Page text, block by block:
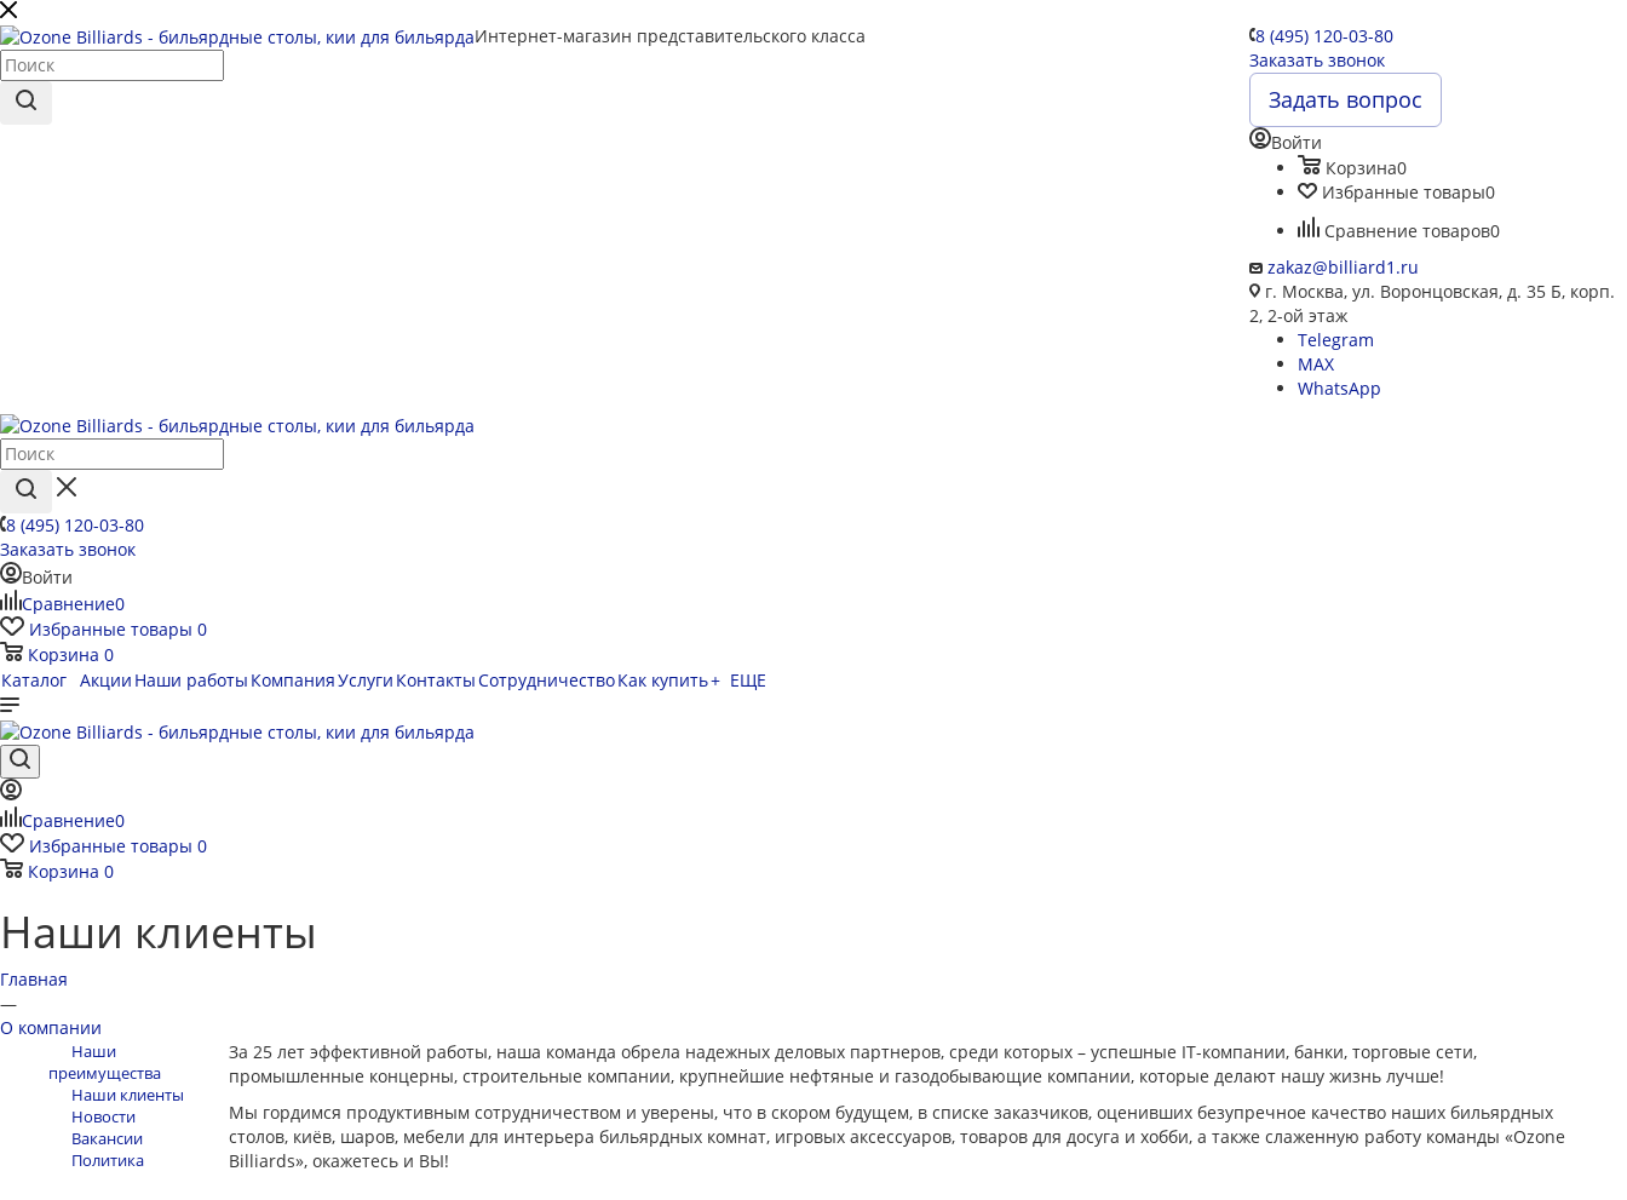
Интернет-магазин представительского класса
8 (495) 120-03-80
Заказать звонок
Задать вопрос
Войти
Корзина0
Избранные товары0
Сравнение товаров0
zakaz@billiard1.ru
г. Москва, ул. Воронцовская, д. 35 Б, корп.
2, 2-ой этаж
Telegram
MAX
WhatsApp
8 (495) 120-03-80
Заказать звонок
Войти
Сравнение0
Избранные товары 0
Корзина 0
Каталог Акции Наши работы КомпанияУслуги КонтактыСотрудничествоКак купить+ ЕЩЕ
Сравнение0
Избранные товары 0
Корзина 0
Наши клиенты
Главная
—
О компании
За 25 лет эффективной работы, наша команда обрела надежных деловых партнеров, среди которых – успешные IT-компании, банки, торговые сети,
промышленные концерны, строительные компании, крупнейшие нефтяные и газодобывающие компании, которые делают нашу жизнь лучше!
Мы гордимся продуктивным сотрудничеством и уверены, что в скором будущем, в списке заказчиков, оценивших безупречное качество наших бильярдных
столов, киёв, шаров, мебели для интерьера бильярдных комнат, игровых аксессуаров, товаров для досуга и хобби, а также слаженную работу команды «Ozone
Billiards», окажетесь и ВЫ!
Наши
преимущества
Наши клиенты
Новости
Вакансии
Политика